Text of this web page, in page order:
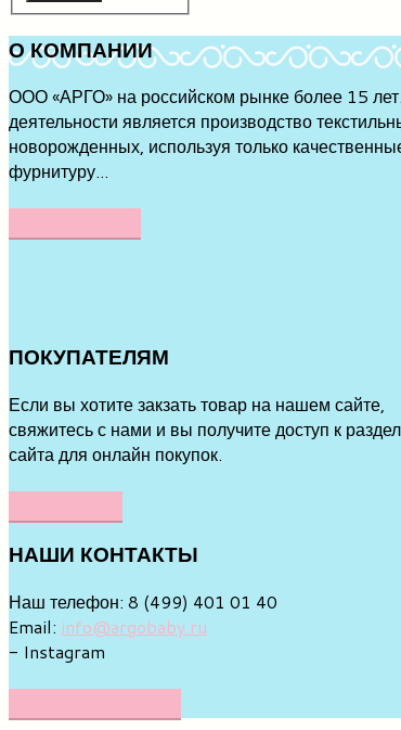
ОКОМПАНИИ
ООО «АРГО» на российском рынке более 15
деятельности является производство
новорожденных, используя только
фурнитуру...
ПОКУПАТЕЛЯМ
Если вы хотите закзать товар на нашем сайте,
свяжитесь с нами и вы получите доступ к
сайта для онлайн покупок.
НАШИ КОНТАКТЫ
Наш телефон: 8 (499) 401 01 40
Email: info@argobaby.ru
- Instagram